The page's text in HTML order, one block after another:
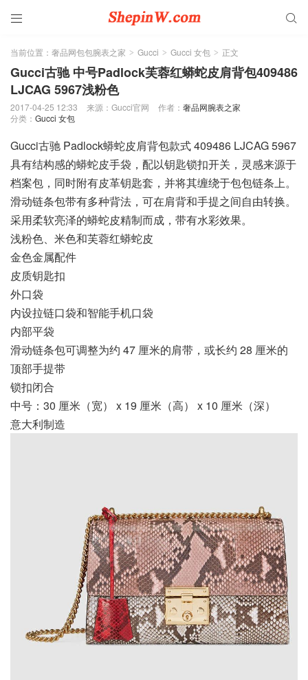
 
当前位置： 奢品网包包腕表之家 > Gucci > Gucci 女包 > 正文
Gucci古驰 中号Padlock芙蓉红蟒蛇皮肩背包409486
LJCAG 5967浅粉色
2017-04-25 12:33 来源：Gucci官网 作者： 奢品网腕表之家
分类： Gucci 女包
Gucci古驰 Padlock蟒蛇皮肩背包款式 409486 LJCAG 5967
具有结构感的蟒蛇皮手袋，配以钥匙锁扣开关，灵感来源于
档案包，同时附有皮革钥匙套，并将其缠绕于包包链条上。
滑动链条包带有多种背法，可在肩背和手提之间自由转换。
采用柔软亮泽的蟒蛇皮精制而成，带有水彩效果。
浅粉色、米色和芙蓉红蟒蛇皮
金色金属配件
皮质钥匙扣
外口袋
内设拉链口袋和智能手机口袋
内部平袋
滑动链条包可调整为约 47 厘米的肩带，或长约 28 厘米的
顶部手提带
锁扣闭合
中号：30 厘米（宽） x 19 厘米（高） x 10 厘米（深）
意大利制造